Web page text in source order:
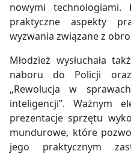
nowymi technologiami.
praktyczne aspekty
wyzwania związane z
Młodzież wysłuchała
naboru do Policji
„Rewolucja w
inteligencji”. Ważnym
prezentacje sprzętu
mundurowe, które
jego praktycznym